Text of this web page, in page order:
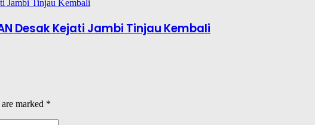
Desak Kejati Jambi Tinjau Kembali
marked *